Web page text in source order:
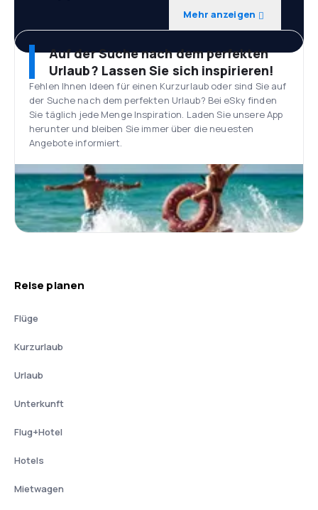
Mehr anzeigen
Auf der Suche nach dem perfekten
Urlaub? Lassen Sie sich inspirieren!
Fehlen Ihnen Ideen für einen Kurzurlaub oder sind Sie auf
der Suche nach dem perfekten Urlaub? Bei eSky finden
Sie täglich jede Menge Inspiration. Laden Sie unsere App
herunter und bleiben Sie immer über die neuesten
Angebote informiert.
Reise planen
Flüge
Kurzurlaub
Urlaub
Unterkunft
Flug+Hotel
Hotels
Mietwagen